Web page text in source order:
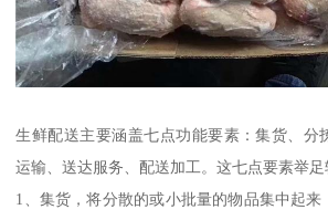
生鲜配送主要涵盖七点功能要素：集货、分
运输、送达服务、配送加工。这七点要素举足
1、集货，将分散的或小批量的物品集中起